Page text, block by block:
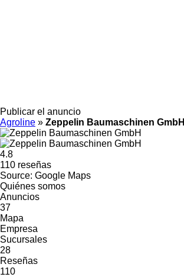
Publicar el anuncio
Agroline » Zeppelin Baumaschinen GmbH
4.8
110 reseñas
Source: Google Maps
Quiénes somos
Anuncios
37
Mapa
Empresa
Sucursales
28
Reseñas
110